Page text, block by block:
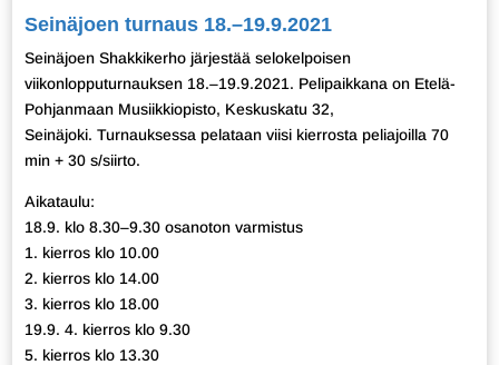
Seinäjoen turnaus 18.–19.9.2021
Seinäjoen Shakkikerho järjestää selokelpoisen
viikonlopputurnauksen 18.–19.9.2021. Pelipaikkana on Etelä-
Pohjanmaan Musiikkiopisto, Keskuskatu 32,
Seinäjoki. Turnauksessa pelataan viisi kierrosta peliajoilla 70
min + 30 s/siirto.
Aikataulu:
18.9. klo 8.30–9.30 osanoton varmistus
1. kierros klo 10.00
2. kierros klo 14.00
3. kierros klo 18.00
19.9. 4. kierros klo 9.30
5. kierros klo 13.30